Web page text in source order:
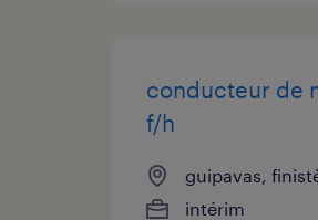
conducteur de
f/h
guipavas,
intérim